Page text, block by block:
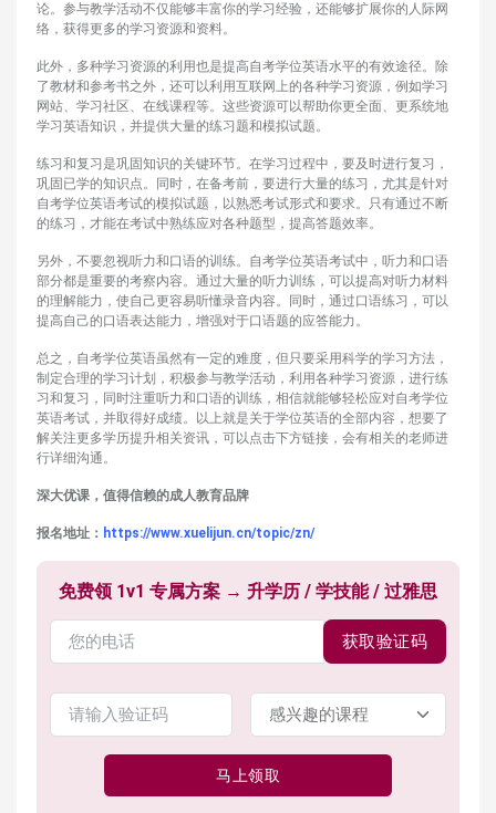
论。参与教学活动不仅能够丰富你的学习经验，还能够扩展你的人际网
络，获得更多的学习资源和资料。
此外，多种学习资源的利用也是提高自考学位英语水平的有效途径。除
了教材和参考书之外，还可以利用互联网上的各种学习资源，例如学习
网站、学习社区、在线课程等。这些资源可以帮助你更全面、更系统地
学习英语知识，并提供大量的练习题和模拟试题。
练习和复习是巩固知识的关键环节。在学习过程中，要及时进行复习，
巩固已学的知识点。同时，在备考前，要进行大量的练习，尤其是针对
自考学位英语考试的模拟试题，以熟悉考试形式和要求。只有通过不断
的练习，才能在考试中熟练应对各种题型，提高答题效率。
另外，不要忽视听力和口语的训练。自考学位英语考试中，听力和口语
部分都是重要的考察内容。通过大量的听力训练，可以提高对听力材料
的理解能力，使自己更容易听懂录音内容。同时，通过口语练习，可以
提高自己的口语表达能力，增强对于口语题的应答能力。
总之，自考学位英语虽然有一定的难度，但只要采用科学的学习方法，
制定合理的学习计划，积极参与教学活动，利用各种学习资源，进行练
习和复习，同时注重听力和口语的训练，相信就能够轻松应对自考学位
英语考试，并取得好成绩。以上就是关于学位英语的全部内容，想要了
解关注更多学历提升相关资讯，可以点击下方链接，会有相关的老师进
行详细沟通。
深大优课，值得信赖的成人教育品牌
报名地址： https://www.xuelijun.cn/topic/zn/
免费领 1v1 专属方案 → 升学历 / 学技能 / 过雅思
获取验证码
马上领取